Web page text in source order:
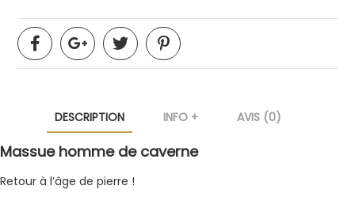
DESCRIPTION INFO + AVIS (0)
Massue homme de caverne
Retour à l’âge de pierre !